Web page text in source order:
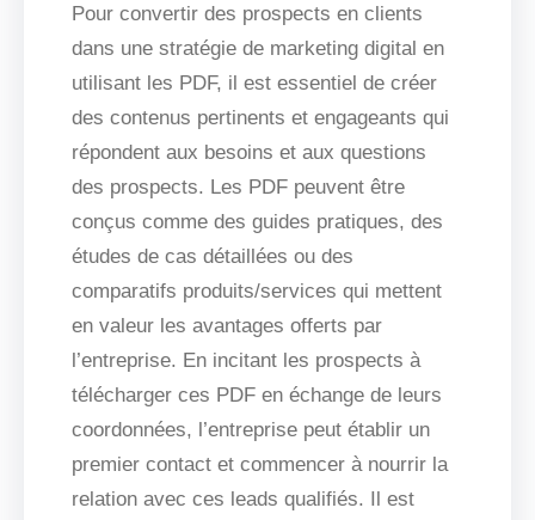
Pour convertir des prospects en clients
dans une stratégie de marketing digital en
utilisant les PDF, il est essentiel de créer
des contenus pertinents et engageants qui
répondent aux besoins et aux questions
des prospects. Les PDF peuvent être
conçus comme des guides pratiques, des
études de cas détaillées ou des
comparatifs produits/services qui mettent
en valeur les avantages offerts par
l’entreprise. En incitant les prospects à
télécharger ces PDF en échange de leurs
coordonnées, l’entreprise peut établir un
premier contact et commencer à nourrir la
relation avec ces leads qualifiés. Il est